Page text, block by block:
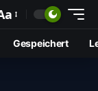
Gespeichert